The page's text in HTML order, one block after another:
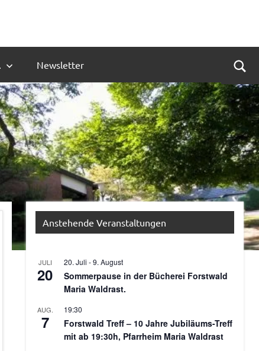
Newsletter
Anstehende Veranstaltungen
JULI
20
20. Juli -9. August
Sommerpause in der Bücherei Forstwald
Maria Waldrast.
AUG.
7
19:30
Forstwald Treff – 10 Jahre Jubiläums-Treff
mit ab 19:30h, Pfarrheim Maria Waldrast